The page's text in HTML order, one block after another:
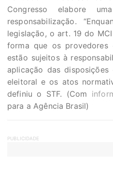
Congresso elabore
responsabilização.
legislação, o art. 19 do
forma que os provedores
estão sujeitos à
aplicação das
eleitoral e os atos
definiu o STF. (Com
para a Agência Brasil)
PUBLICIDADE